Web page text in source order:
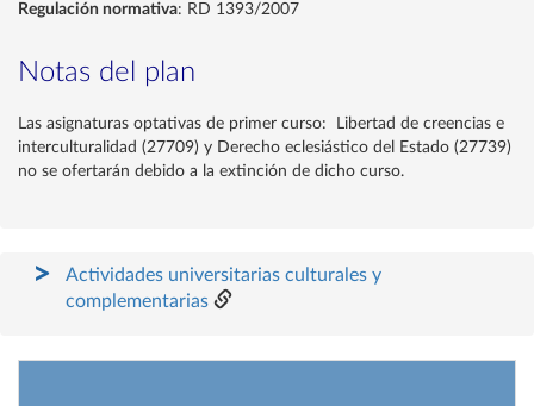
Regulación normativa: RD 1393/2007
Notas del plan
Las asignaturas optativas de primer curso: Libertad de creencias e
interculturalidad (27709) y Derecho eclesiástico del Estado (27739)
no se ofertarán debido a la extinción de dicho curso.
Actividades universitarias culturales y
complementarias